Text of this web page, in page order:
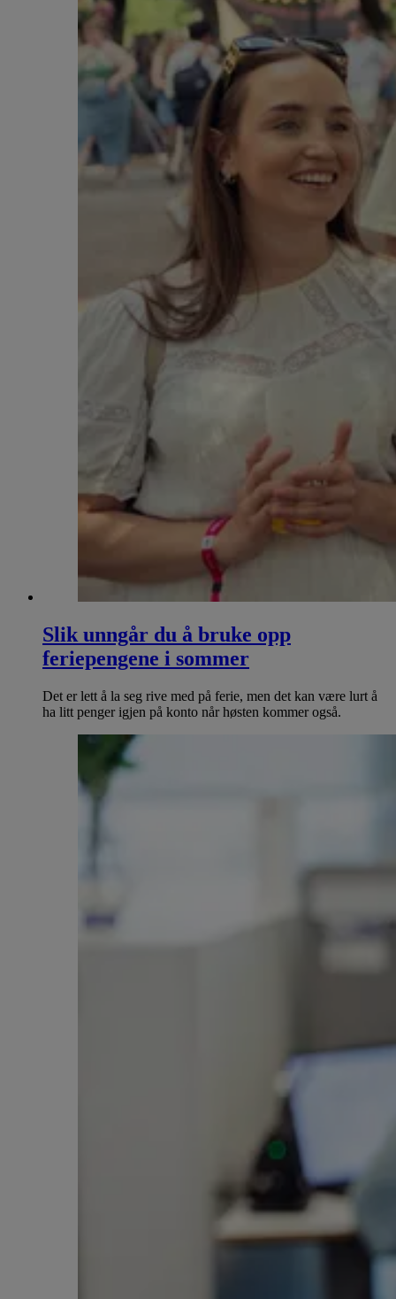
Slik unngår du å bruke opp
feriepengene i sommer
Det er lett å la seg rive med på ferie, men det kan være lurt å
ha litt penger igjen på konto når høsten kommer også.